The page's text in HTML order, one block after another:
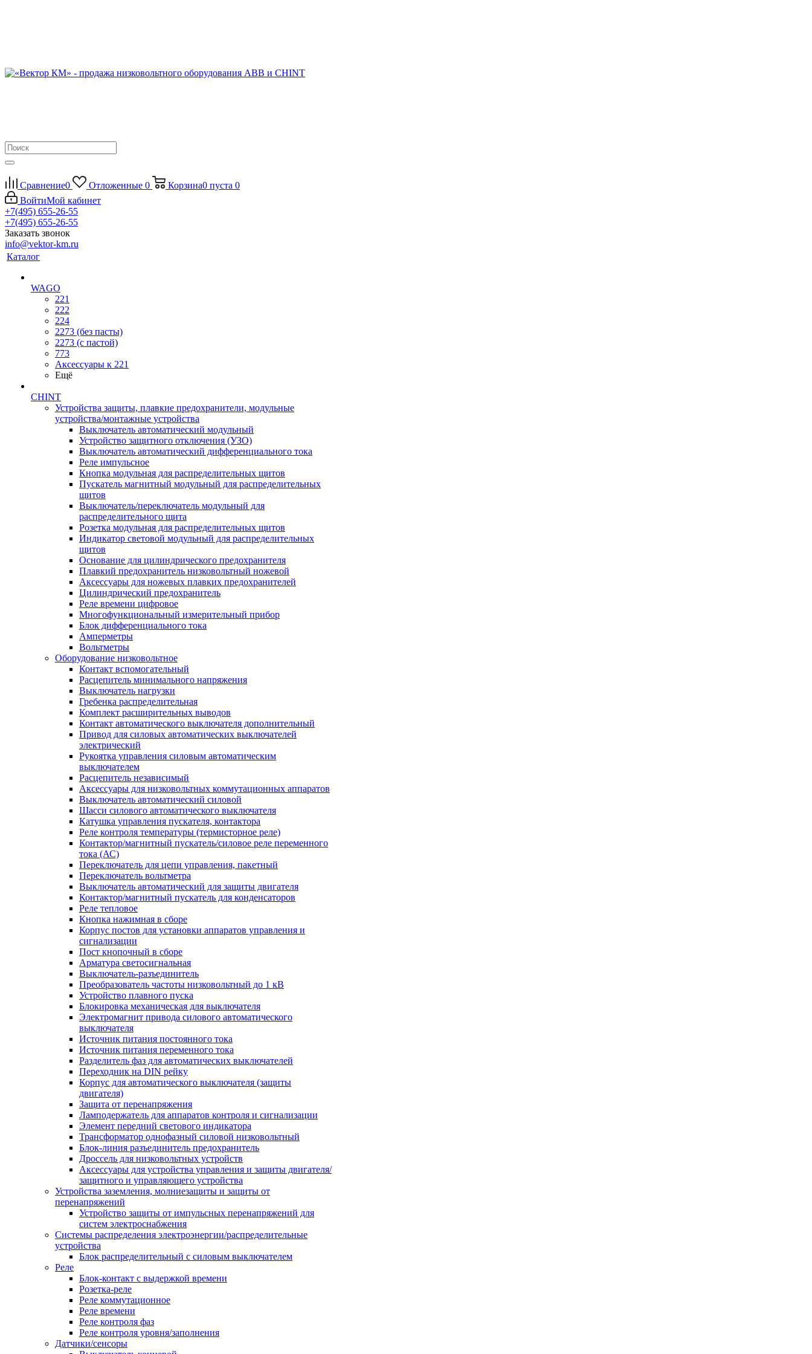
Сравнение0 Отложенные 0 Корзина0 пуста 0
ВойтиМой кабинет
+7(495) 655-26-55
+7(495) 655-26-55
Заказать звонок
info@vektor-km.ru
Каталог
WAGO
221
222
224
2273 (без пасты)
2273 (с пастой)
773
Аксессуары к 221
Ещё
CHINT
Устройства защиты, плавкие предохранители, модульные
устройства/монтажные устройства
Выключатель автоматический модульный
Устройство защитного отключения (УЗО)
Выключатель автоматический дифференциального тока
Реле импульсное
Кнопка модульная для распределительных щитов
Пускатель магнитный модульный для распределительных
щитов
Выключатель/переключатель модульный для
распределительного щита
Розетка модульная для распределительных щитов
Индикатор световой модульный для распределительных
щитов
Основание для цилиндрического предохранителя
Плавкий предохранитель низковольтный ножевой
Аксессуары для ножевых плавких предохранителей
Цилиндрический предохранитель
Реле времени цифровое
Многофункциональный измерительный прибор
Блок дифференциального тока
Амперметры
Вольтметры
Оборудование низковольтное
Контакт вспомогательный
Расцепитель минимального напряжения
Выключатель нагрузки
Гребенка распределительная
Комплект расширительных выводов
Контакт автоматического выключателя дополнительный
Привод для силовых автоматических выключателей
электрический
Рукоятка управления силовым автоматическим
выключателем
Расцепитель независимый
Аксессуары для низковольтных коммутационных аппаратов
Выключатель автоматический силовой
Шасси силового автоматического выключателя
Катушка управления пускателя, контактора
Реле контроля температуры (термисторное реле)
Контактор/магнитный пускатель/силовое реле переменного
тока (АС)
Переключатель для цепи управления, пакетный
Переключатель вольтметра
Выключатель автоматический для защиты двигателя
Контактор/магнитный пускатель для конденсаторов
Реле тепловое
Кнопка нажимная в сборе
Корпус постов для установки аппаратов управления и
сигнализации
Пост кнопочный в сборе
Арматура светосигнальная
Выключатель-разъединитель
Преобразователь частоты низковольтный до 1 кВ
Устройство плавного пуска
Блокировка механическая для выключателя
Электромагнит привода силового автоматического
выключателя
Источник питания постоянного тока
Источник питания переменного тока
Разделитель фаз для автоматических выключателей
Переходник на DIN рейку
Корпус для автоматического выключателя (защиты
двигателя)
Защита от перенапряжения
Ламподержатель для аппаратов контроля и сигнализации
Элемент передний светового индикатора
Трансформатор однофазный силовой низковольтный
Блок-линия разъединитель предохранитель
Дроссель для низковольтных устройств
Аксессуары для устройства управления и защиты двигателя/
защитного и управляющего устройства
Устройства заземления, молниезащиты и защиты от
перенапряжений
Устройство защиты от импульсных перенапряжений для
систем электроснабжения
Системы распределения электроэнергии/распределительные
устройства
Блок распределительный с силовым выключателем
Реле
Блок-контакт с выдержкой времени
Розетка-реле
Реле коммутационное
Реле времени
Реле контроля фаз
Реле контроля уровня/заполнения
Датчики/сенсоры